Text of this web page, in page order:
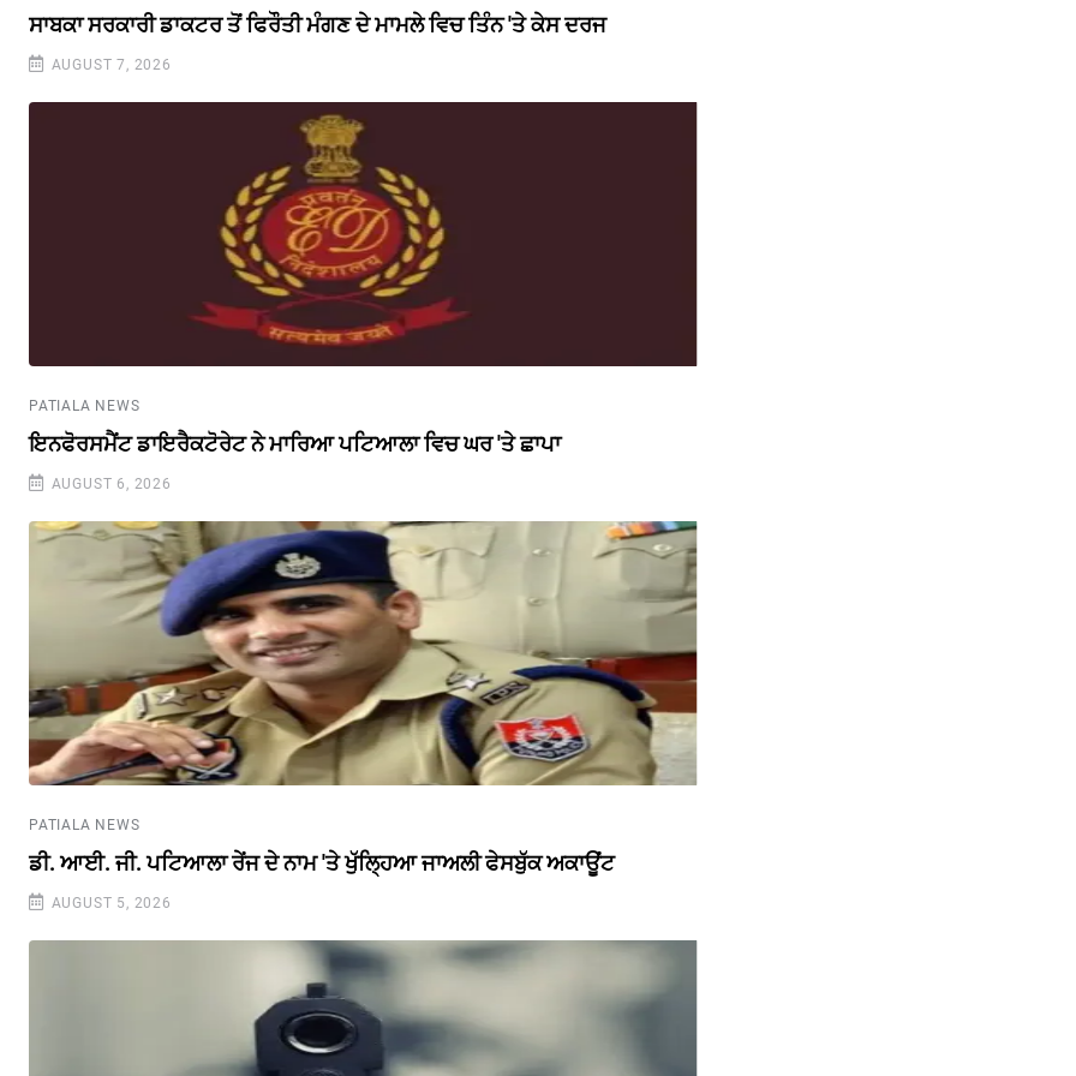
ਸਾਬਕਾ ਸਰਕਾਰੀ ਡਾਕਟਰ ਤੋਂ ਫਿਰੌਤੀ ਮੰਗਣ ਦੇ ਮਾਮਲੇ ਵਿਚ ਤਿੰਨ 'ਤੇ ਕੇਸ ਦਰਜ
AUGUST 7, 2026
PATIALA NEWS
ਇਨਫੋਰਸਮੈਂਟ ਡਾਇਰੈਕਟੋਰੇਟ ਨੇ ਮਾਰਿਆ ਪਟਿਆਲਾ ਵਿਚ ਘਰ 'ਤੇ ਛਾਪਾ
AUGUST 6, 2026
PATIALA NEWS
ਡੀ. ਆਈ. ਜੀ. ਪਟਿਆਲਾ ਰੇਂਜ ਦੇ ਨਾਮ 'ਤੇ ਖੁੱਲ੍ਹਿਆ ਜਾਅਲੀ ਫੇਸਬੁੱਕ ਅਕਾਊਂਟ
AUGUST 5, 2026